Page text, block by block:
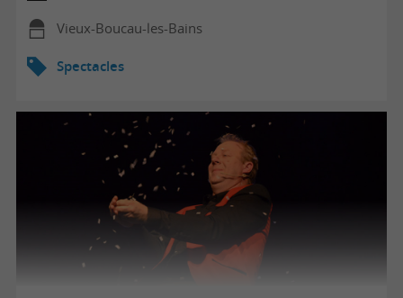
Vieux-Boucau-les-Bains
Spectacles